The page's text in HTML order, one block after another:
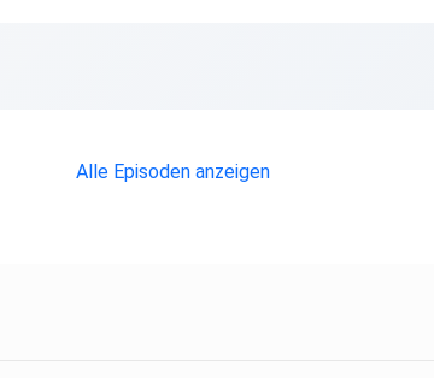
Alle Episoden anzeigen